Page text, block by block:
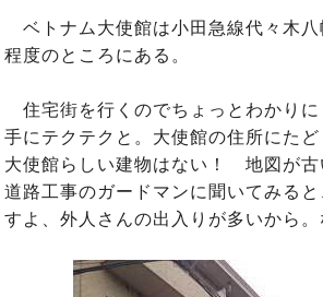
ベトナム大使館は小田急線代々木八
程度のところにある。
住宅街を行くのでちょっとわかり
手にテクテクと。大使館の住所にたど
大使館らしい建物はない！ 地図が
道路工事のガードマンに聞いてみる
すよ、外人さんの出入りが多いから。